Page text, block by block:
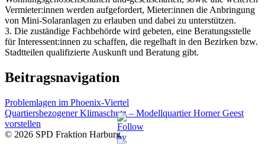
Vermieter:innen werden aufgefordert, Mieter:innen die Anbringung
von Mini-Solaranlagen zu erlauben und dabei zu unterstützen.
3. Die zuständige Fachbehörde wird gebeten, eine Beratungsstelle
für Interessent:innen zu schaffen, die regelhaft in den Bezirken bzw.
Stadtteilen qualifizierte Auskunft und Beratung gibt.
Beitragsnavigation
Problemlagen im Phoenix-Viertel
Quartiersbezogener Klimaschutz – Modellquartier Horner Geest
vorstellen
© 2026 SPD Fraktion Harburg